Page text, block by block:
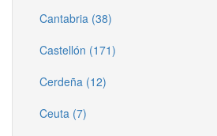
Cantabria (38)
Castellón (171)
Cerdeña (12)
Ceuta (7)